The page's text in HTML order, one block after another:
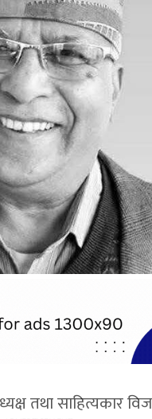
तथा साहित्यकार